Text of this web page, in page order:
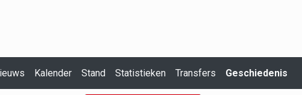
Kalender Stand Statistieken Transfers Geschiedenis